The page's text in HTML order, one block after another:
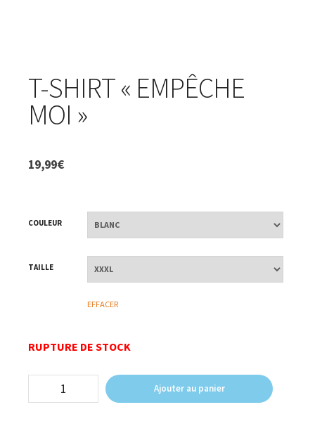
T-SHIRT « EMPÊCHE
MOI »
19,99€
COULEUR
TAILLE
EFFACER
RUPTURE DE STOCK
Ajouter au panier